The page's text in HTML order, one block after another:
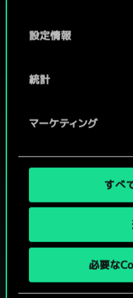
設定情報
統計
マーケティング
すべ
必要な
グウェント